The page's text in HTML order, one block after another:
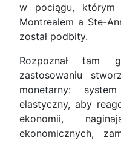
w pociągu, którym
Montrealem a Ste-
został podbity.
Rozpoznał tam
zastosowaniu
monetarny:
elastyczny, aby
ekonomii,
ekonomicznych,